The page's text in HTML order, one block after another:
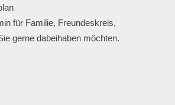
für Familie, Freundeskreis,